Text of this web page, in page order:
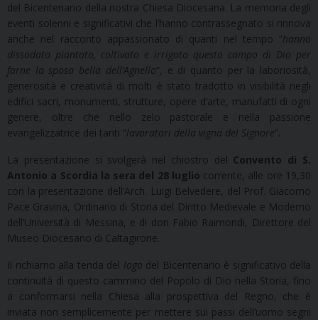
del Bicentenario della nostra Chiesa Diocesana. La memoria degli
eventi solenni e significativi che l’hanno contrassegnato si rinnova
anche nel racconto appassionato di quanti nel tempo “hanno
dissodato piantato, coltivato e irrigato questo campo di Dio per
farne la sposa bella dell’Agnello”, e di quanto per la laboriosità,
generosità e creatività di molti è stato tradotto in visibilità negli
edifici sacri, monumenti, strutture, opere d’arte, manufatti di ogni
genere, oltre che nello zelo pastorale e nella passione
evangelizzatrice dei tanti “lavoratori della vigna del Signore”.
La presentazione si svolgerà nel chiostro del Convento di S.
Antonio a Scordia la sera del 28 luglio corrente, alle ore 19,30
con la presentazione dell’Arch. Luigi Belvedere, del Prof. Giacomo
Pace Gravina, Ordinario di Storia del Diritto Medievale e Moderno
dell’Università di Messina, e di don Fabio Raimondi, Direttore del
Museo Diocesano di Caltagirone.
Il richiamo alla tenda del logo del Bicentenario è significativo della
continuità di questo cammino del Popolo di Dio nella Storia, fino
a conformarsi nella Chiesa alla prospettiva del Regno, che è
inviata non semplicemente per mettere sui passi dell’uomo segni